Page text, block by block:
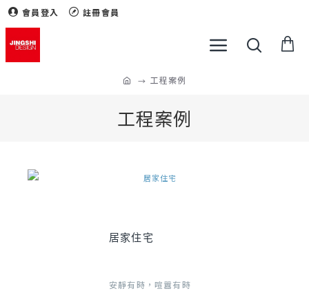
會員登入 註冊會員
工程案例
工程案例
居家住宅
安靜有時，喧囂有時